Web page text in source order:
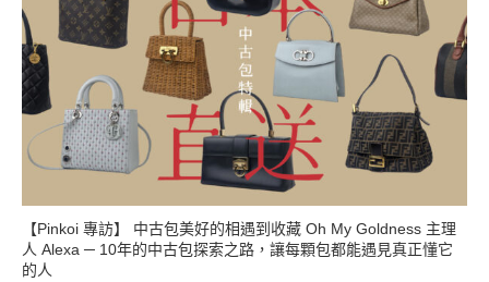
【Pinkoi 專訪】 中古包美好的相遇到收藏 Oh My Goldness 主理
人 Alexa ─ 10年的中古包探索之路，讓每顆包都能遇見真正懂它
的人